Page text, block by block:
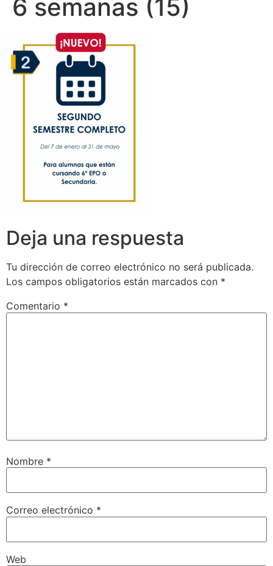
6 semanas (15)
Deja una respuesta
Tu dirección de correo electrónico no será publicada.
Los campos obligatorios están marcados con *
Comentario *
Nombre *
Correo electrónico *
Web